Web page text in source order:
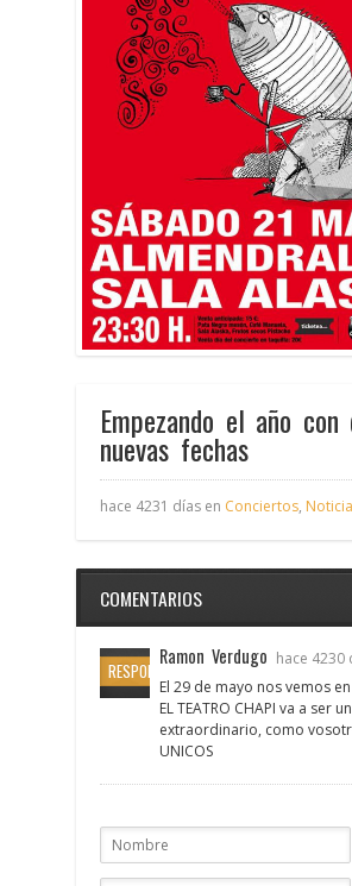
Empezando el año con
nuevas fechas
hace 4231 días en Conciertos,
COMENTARIOS
RESPONDER
Ramon Verdugo hace 4230
El 29 de mayo nos vemos en
EL TEATRO CHAPI va a ser
extraordinario, como
UNICOS